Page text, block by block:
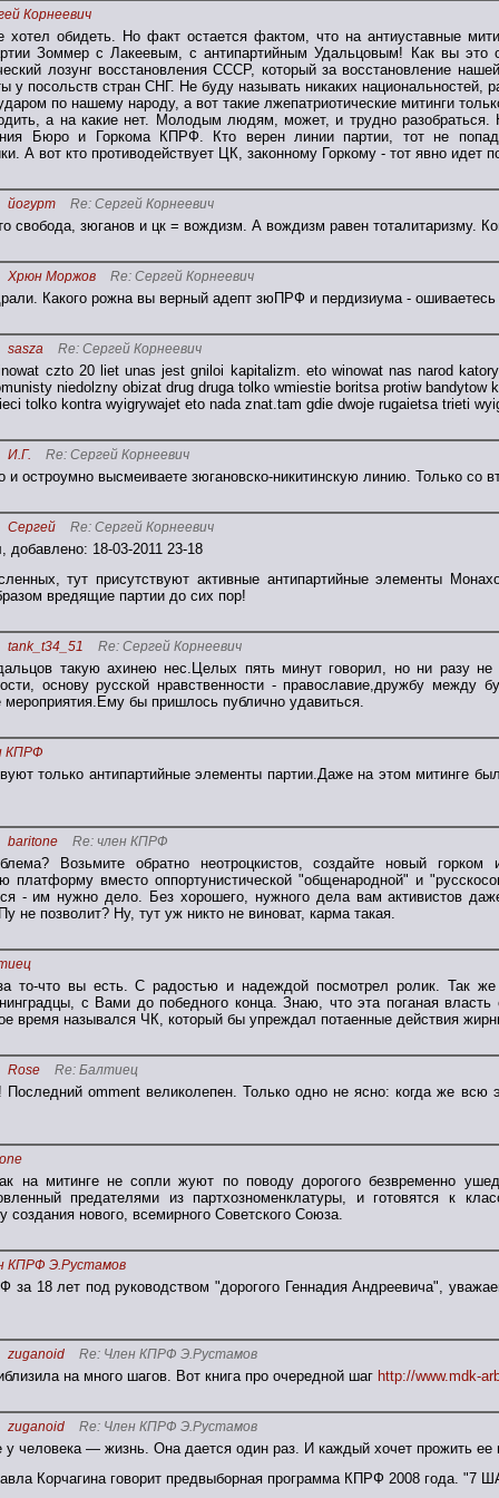
Корнеевич
хотел обидеть. Но факт остается фактом, что на антиуставные
Зоммер с Лакеевым, с антипартийным Удальцовым! Как вы это
лозунг восстановления СССР, который за восстановление
у посольств стран СНГ. Не буду называть никаких национальностей,
по нашему народу, а вот такие лжепатриотические митинги
а на какие нет. Молодым людям, может, и трудно
Бюро и Горкома КПРФ. Кто верен линии партии, тот не
А вот кто противодействует ЦК, законному Горкому - тот явно идет
йогурт Re: Сергей Корнеевич
свобода, зюганов и цк = вождизм. А вождизм равен тоталитаризму.
Хрюн Моржов Re: Сергей Корнеевич
Какого рожна вы верный адепт зюПРФ и пердизиума - ошиваетесь
sasza Re: Сергей Корнеевич
czto 20 liet unas jest gniloi kapitalizm. eto winowat nas narod
niedolzny obizat drug druga tolko wmiestie boritsa protiw
tolko kontra wyigrywajet eto nada znat.tam gdie dwoje rugaietsa trieti
И.Г. Re: Сергей Корнеевич
и остроумно высмеиваете зюгановско-никитинскую линию. Только со
Сергей Re: Сергей Корнеевич
добавлено: 18-03-2011 23-18
тут присутствуют активные антипартийные элементы
вредящие партии до сих пор!
tank_t34_51 Re: Сергей Корнеевич
такую ахинею нес.Целых пять минут говорил, но ни разу
основу русской нравственности - православие,дружбу
мероприятия.Ему бы пришлось публично удавиться.
КПРФ
только антипартийные элементы партии.Даже на этом митинге
baritone Re: член КПРФ
Возьмите обратно неотроцкистов, создайте новый
платформу вместо оппортунистической "общенародной" и
- им нужно дело. Без хорошего, нужного дела вам активистов
не позволит? Ну, тут уж никто не виноват, карма такая.
то-что вы есть. С радостью и надеждой посмотрел ролик. Так
с Вами до победного конца. Знаю, что эта поганая
время назывался ЧК, который бы упреждал потаенные действия
Rose Re: Балтиец
Последний omment великолепен. Только одно не ясно: когда же
на митинге не сопли жуют по поводу дорогого безвременно
предателями из партхозноменклатуры, и готовятся к
создания нового, всемирного Советского Союза.
КПРФ Э.Рустамов
за 18 лет под руководством "дорогого Геннадия Андреевича",
zuganoid Re: Член КПРФ Э.Рустамов
на много шагов. Вот книга про очередной шаг http://www.mdk-
zuganoid Re: Член КПРФ Э.Рустамов
у человека — жизнь. Она дается один раз. И каждый хочет прожить ее
Корчагина говорит предвыборная программа КПРФ 2008 года. "7